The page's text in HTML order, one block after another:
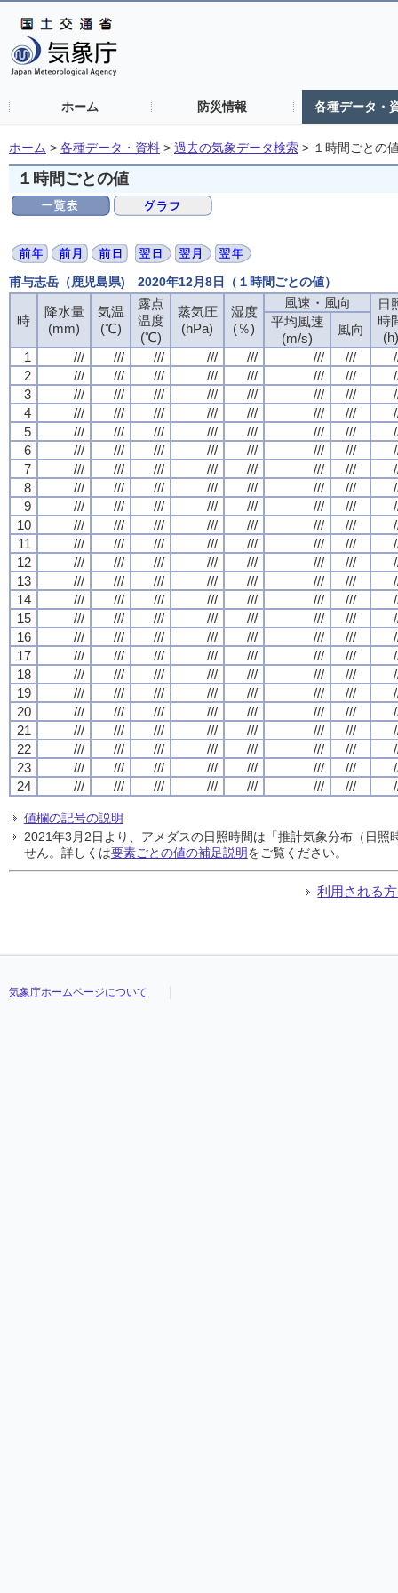
ホーム 防災情報 各種データ・
ホーム > 各種データ・資料 > 過去の気象データ検索 > １時間ごとの
１時間ごとの値
甫与志岳（鹿児島県) 2020年12月8日（１時間ごとの値）
時
降水量
(mm)
気温
(℃)
露点
温度
(℃)
蒸気圧
(hPa)
湿度
(％)
風速・風向
日
時
(h)
平均風速
(m/s)
風向
1
/// /// /// /// /// /// ///
2
/// /// /// /// /// /// ///
3
/// /// /// /// /// /// ///
4
/// /// /// /// /// /// ///
5
/// /// /// /// /// /// ///
6
/// /// /// /// /// /// ///
7
/// /// /// /// /// /// ///
8
/// /// /// /// /// /// ///
9
/// /// /// /// /// /// ///
10
/// /// /// /// /// /// ///
11
/// /// /// /// /// /// ///
12
/// /// /// /// /// /// ///
13
/// /// /// /// /// /// ///
14
/// /// /// /// /// /// ///
15
/// /// /// /// /// /// ///
16
/// /// /// /// /// /// ///
17
/// /// /// /// /// /// ///
18
/// /// /// /// /// /// ///
19
/// /// /// /// /// /// ///
20
/// /// /// /// /// /// ///
21
/// /// /// /// /// /// ///
22
/// /// /// /// /// /// ///
23
/// /// /// /// /// /// ///
24
/// /// /// /// /// /// ///
値欄の記号の説明
2021年3月2日より、アメダスの日照時間は「推計気象分布（日
せん。詳しくは要素ごとの値の補足説明をご覧ください。
利用される
気象庁ホームページについて